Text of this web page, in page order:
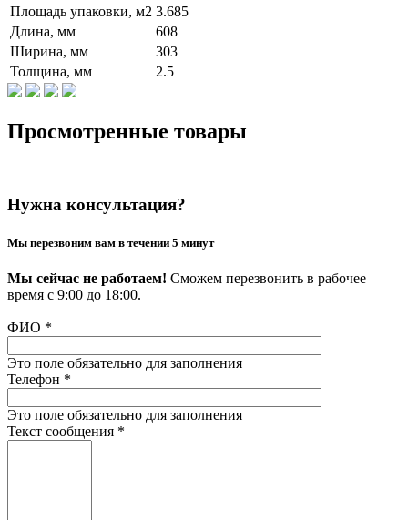
Площадь упаковки, м2 3.685
Длина, мм
608
Ширина, мм
303
Толщина, мм
2.5
Просмотренные товары
Нужна консультация?
Мы перезвоним вам в течении 5 минут
Мы сейчас не работаем! Сможем перезвонить в рабочее
время с 9:00 до 18:00.
ФИО *
Это поле обязательно для заполнения
Телефон *
Это поле обязательно для заполнения
Текст сообщения *